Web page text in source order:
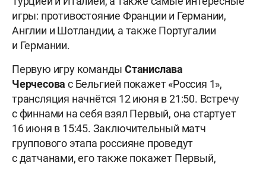
игры: противостояние Франции и Германии,
Англии и Шотландии, а также Португалии
и Германии.
Первую игру командыСтанислава
Черчесовас Бельгией покажет «Россия 1»,
трансляция начнётся 12 июня в 21:50. Встречу
с финнами на себя взял Первый, она стартует
16 июня в 15:45. Заключительный матч
группового этапа россияне проведут
с датчанами, его также покажет Первый,